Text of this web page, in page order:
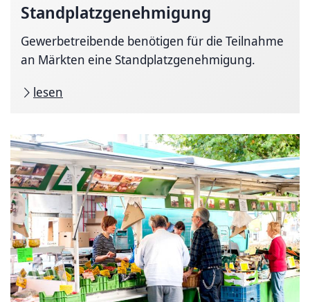
Standplatzgenehmigung
Gewerbetreibende benötigen für die Teilnahme
an Märkten eine Standplatzgenehmigung.
lesen